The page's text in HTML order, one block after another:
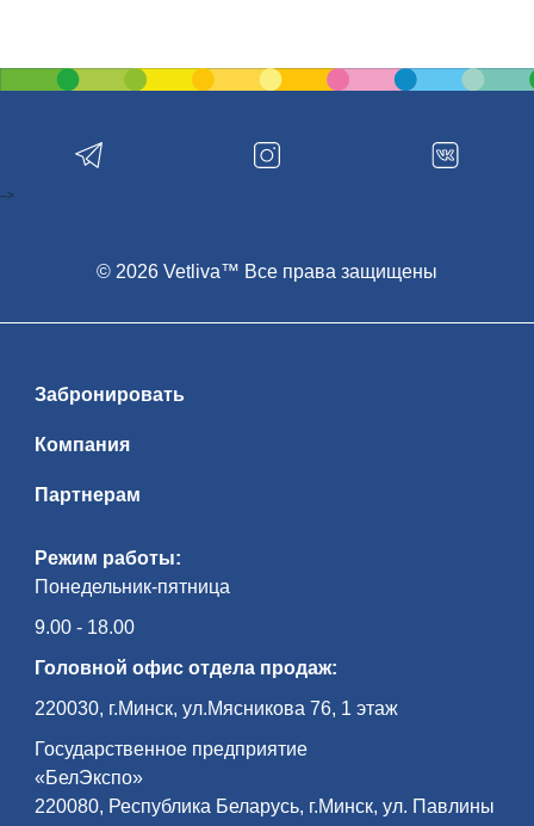
Режим работы:
Понедельник-пятница
9.00 - 18.00
Головной офис отдела продаж:
220030, г.Минск, ул.Мясникова 76, 1 этаж
Государственное предприятие
«БелЭкспо»
220080, Республика Беларусь, г.Минск, ул. Павлины
Забронировать
Компания
Партнерам
© 2026 Vetliva™ Все права защищены
-->